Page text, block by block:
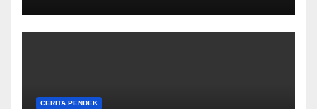
CERITA PENDEK